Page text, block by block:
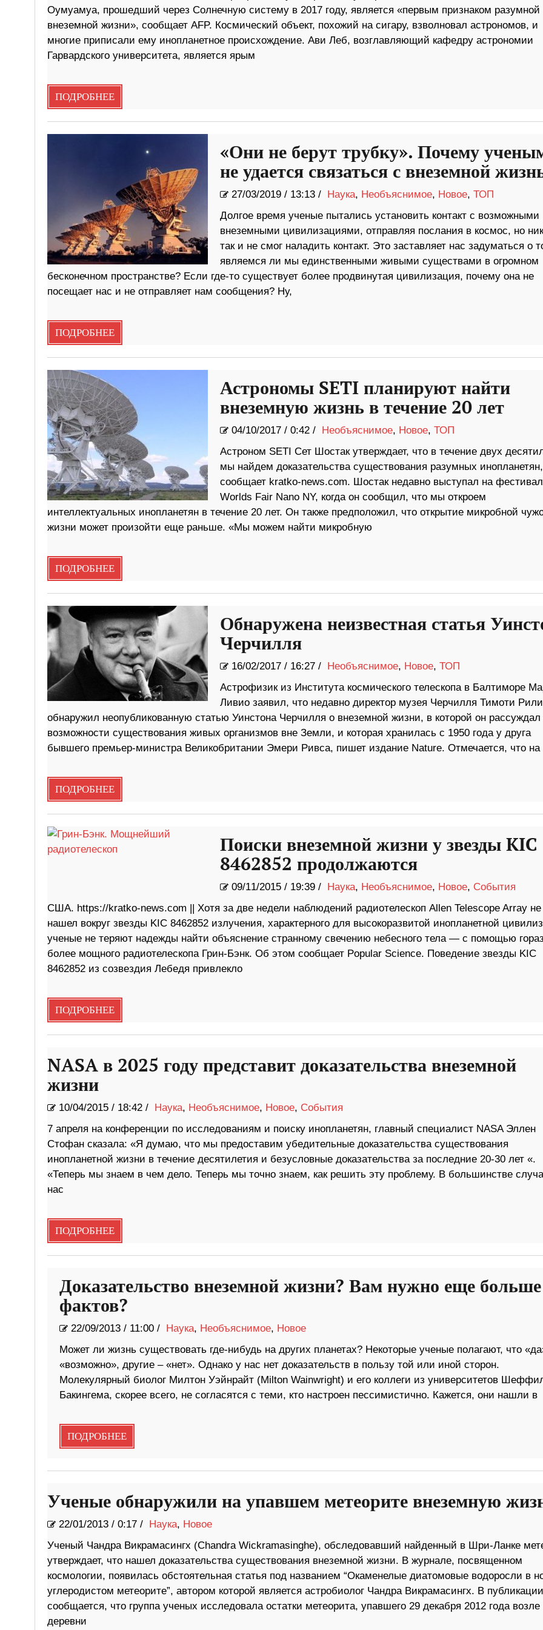
Оумуамуа, прошедший через Солнечную систему в 2017 году, является «первым признаком разумной
внеземной жизни», сообщает AFP. Космический объект, похожий на сигару, взволновал астрономов, и
многие приписали ему инопланетное происхождение. Ави Леб, возглавляющий кафедру астрономии
Гарвардского университета, является ярым
ПОДРОБНЕЕ
«Они не берут трубку». Почему
не удается связаться с внеземной
27/03/2019/ 13:13 / Наука, Необъяснимое, Новое, ТОП
Долгое время ученые пытались установить контакт с возможными
внеземными цивилизациями, отправляя послания в космос, но
так и не смог наладить контакт. Это заставляет нас задуматься о
являемся ли мы единственными живыми существами в огромном
бесконечном пространстве? Если где-то существует более продвинутая цивилизация, почему она не
посещает нас и не отправляет нам сообщения? Ну,
ПОДРОБНЕЕ
Астрономы SETI планируют найти
внеземную жизнь в течение 20 лет
04/10/2017/ 0:42 / Необъяснимое, Новое, ТОП
Астроном SETI Сет Шостак утверждает, что в течение двух
мы найдем доказательства существования разумных инопланетян,
сообщает kratko-news.com. Шостак недавно выступал на
Worlds Fair Nano NY, когда он сообщил, что мы откроем
интеллектуальных инопланетян в течение 20 лет. Он также предположил, что открытие микробной
жизни может произойти еще раньше. «Мы можем найти микробную
ПОДРОБНЕЕ
Обнаружена неизвестная статья
Черчилля
16/02/2017/ 16:27 / Необъяснимое, Новое, ТОП
Астрофизик из Института космического телескопа в Балтиморе
Ливио заявил, что недавно директор музея Черчилля Тимоти Рили
обнаружил неопубликованную статью Уинстона Черчилля о внеземной жизни, в которой он рассуждал
возможности существования живых организмов вне Земли, и которая хранилась с 1950 года у друга
бывшего премьер-министра Великобритании Эмери Ривса, пишет издание Nature. Отмечается, что на
ПОДРОБНЕЕ
Поиски внеземной жизни у звезды KIC
8462852 продолжаются
09/11/2015/ 19:39 / Наука, Необъяснимое, Новое, События
США. https://kratko-news.com || Хотя за две недели наблюдений радиотелескоп Allen Telescope Array не
нашел вокруг звезды KIC 8462852 излучения, характерного для высокоразвитой инопланетной
ученые не теряют надежды найти объяснение странному свечению небесного тела — с помощью
более мощного радиотелескопа Грин-Бэнк. Об этом сообщает Popular Science. Поведение звезды KIC
8462852 из созвездия Лебедя привлекло
ПОДРОБНЕЕ
NASA в 2025 году представит доказательства внеземной
жизни
10/04/2015/ 18:42 / Наука, Необъяснимое, Новое, События
7 апреля на конференции по исследованиям и поиску инопланетян, главный специалист NASA Эллен
Стофан сказала: «Я думаю, что мы предоставим убедительные доказательства существования
инопланетной жизни в течение десятилетия и безусловные доказательства за последние 20-30 лет «.
«Теперь мы знаем в чем дело. Теперь мы точно знаем, как решить эту проблему. В большинстве
нас
ПОДРОБНЕЕ
Доказательство внеземной жизни? Вам нужно еще больше
фактов?
22/09/2013/ 11:00 / Наука, Необъяснимое, Новое
Может ли жизнь существовать где-нибудь на других планетах? Некоторые ученые полагают, что
«возможно», другие – «нет». Однако у нас нет доказательств в пользу той или иной сторон.
Молекулярный биолог Милтон Уэйнрайт (Milton Wainwright) и его коллеги из университетов
Бакингема, скорее всего, не согласятся с теми, кто настроен пессимистично. Кажется, они нашли в
ПОДРОБНЕЕ
Ученые обнаружили на упавшем метеорите внеземную
22/01/2013/ 0:17 / Наука, Новое
Ученый Чандра Викрамасингх (Chandra Wickramasinghe), обследовавший найденный в Шри-Ланке
утверждает, что нашел доказательства существования внеземной жизни. В журнале, посвященном
космологии, появилась обстоятельная статья под названием “Окаменелые диатомовые водоросли в
углеродистом метеорите”, автором которой является астробиолог Чандра Викрамасингх. В публикации
сообщается, что группа ученых исследовала остатки метеорита, упавшего 29 декабря 2012 года возле
деревни